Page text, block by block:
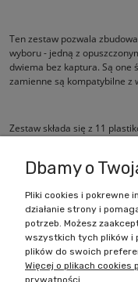
Ten zestaw pozwala
wyboru - jedną z
dwiema bez kaptura. Są one
zamienne są kompatybilne z
Zestaw składa się z 11
Dbamy o
Pliki cookies i pokrewne
działanie strony i
potrzeb. Możesz
wszystkich tych plików i
plików do swoich
Więcej o plikach cookies
prywatności.